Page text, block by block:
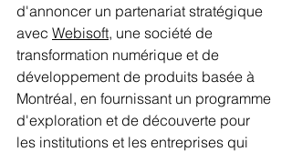
d'annoncer un partenariat stratégique
avec Webisoft, une société de
transformation numérique et de
développement de produits basée à
Montréal, en fournissant un programme
d'exploration et de découverte pour
les institutions et les entreprises qui